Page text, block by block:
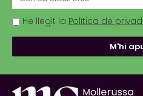
He llegit la Política de
M'hi